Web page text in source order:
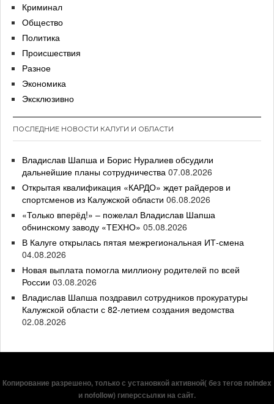
Криминал
Общество
Политика
Происшествия
Разное
Экономика
Эксклюзивно
ПОСЛЕДНИЕ НОВОСТИ КАЛУГИ И ОБЛАСТИ
Владислав Шапша и Борис Нуралиев обсудили
дальнейшие планы сотрудничества 07.08.2026
Открытая квалификация «КАРДО» ждет райдеров и
спортсменов из Калужской области 06.08.2026
«Только вперёд!» – пожелал Владислав Шапша
обнинскому заводу «ТЕХНО» 05.08.2026
В Калуге открылась пятая межрегиональная ИТ-смена
04.08.2026
Новая выплата помогла миллиону родителей по всей
России 03.08.2026
Владислав Шапша поздравил сотрудников прокуратуры
Калужской области с 82-летием создания ведомства
02.08.2026
Копирование разрешено, только с установкой активной( без тегов noindex
и nofollow) гиперссылки на сайт.